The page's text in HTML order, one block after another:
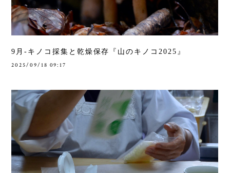
9月-キノコ採集と乾燥保存『山のキノコ2025』
2025/09/18 09:17